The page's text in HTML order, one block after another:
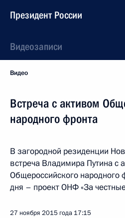
Президент России
Видеозаписи
Видео
Встреча с активом
народного фронта
В загородной резиденции
встреча Владимира Путина с
Общероссийского народного
дня – проект ОНФ «За
27 ноября 2015 года 17:15